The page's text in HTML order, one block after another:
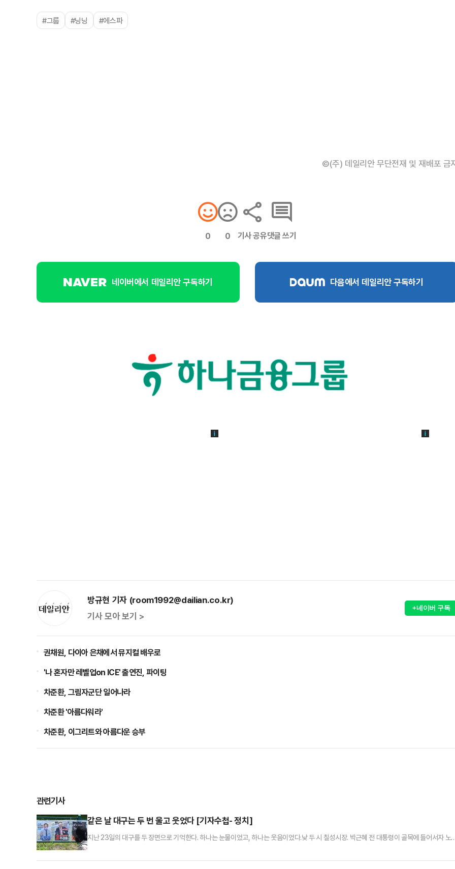
#그룹 #닝닝 #에스파
©(주) 데일리안 무단전재 및 재배포 금
0 0 기사 공유댓글 쓰기
네이버에서 데일리안 구독하기 다음에서 데일리안 구독하기
방규현 기자 (room1992@dailian.co.kr)
기사 모아 보기 >
+네이버 구독
권채원, 다이아 은채에서 뮤지컬 배우로
'나 혼자만 레벨업on ICE' 출연진, 파이팅
차준환, 그림자군단 일어나라
차준환 '아름다워라'
차준환, 이그리트와 아름다운 승부
관련기사
같은 날 대구는 두 번 울고 웃었다 [기자수첩- 정치]
지난 23일의 대구를 두 장면으로 기억한다. 하나는 눈물이었고, 하나는 웃음이었다.낮 두 시 칠성시장. 박근혜 전 대통령이 골목에 들어서자 노
훔쳤다. "공주님"이라는 말도 여기저기서 새어 나왔다. 누군가를 부르는 호칭이라기보다, 가슴 깊이 눌러둔 무언가가 터져 나오는 소리에 가까웠